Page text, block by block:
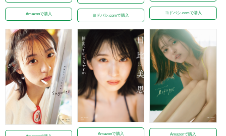
Amazonで購入 ヨドバシ.comで購入
ヨドバシ.comで購入
Amazonで購入 Amazonで購入